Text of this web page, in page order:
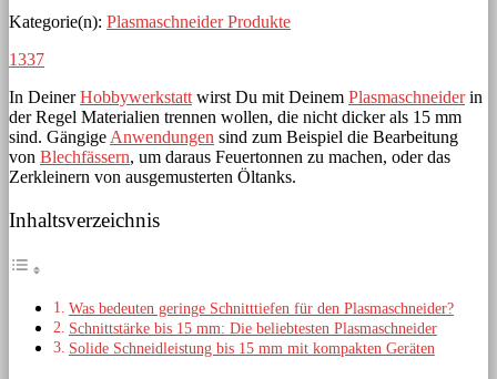
Kategorie(n): Plasmaschneider Produkte
1337
In DeinerHobbywerkstatt wirst Du mit Deinem Plasmaschneiderin
der Regel Materialien trennen wollen, die nicht dicker als 15 mm
sind. Gängige Anwendungen sind zum Beispiel die Bearbeitung
von Blechfässern, um daraus Feuertonnen zu machen, oder das
Zerkleinern von ausgemusterten Öltanks.
Inhaltsverzeichnis
Was bedeuten geringe Schnitttiefen für den Plasmaschneider?
Schnittstärke bis 15 mm: Die beliebtesten Plasmaschneider
Solide Schneidleistung bis 15 mm mit kompakten Geräten